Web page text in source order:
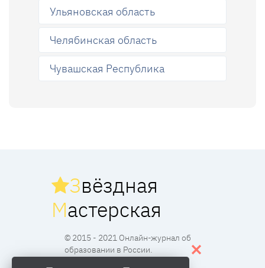
Ульяновская область
Челябинская область
Чувашская Республика
Звёздная
Мастерская
© 2015 - 2021 Онлайн-журнал об
образовании в России.